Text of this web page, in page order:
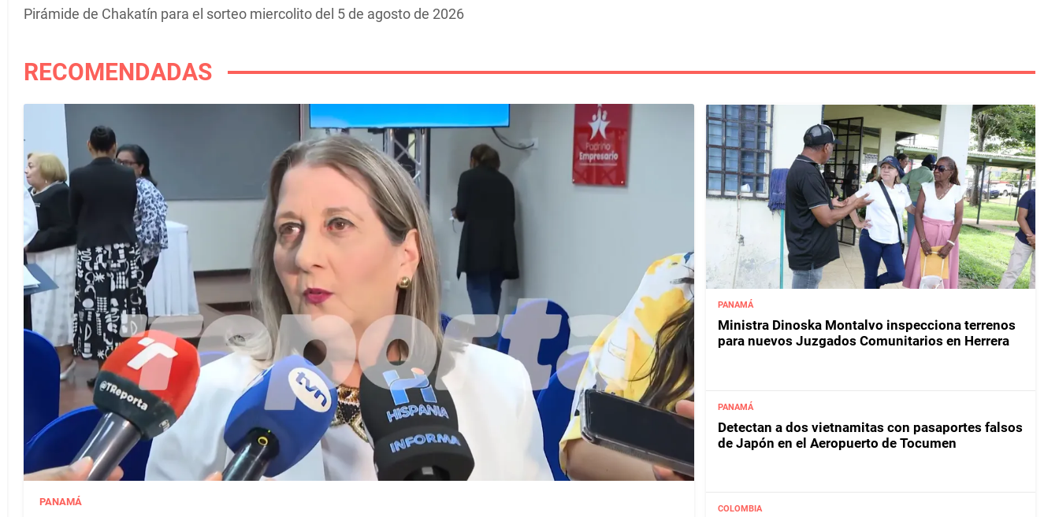
Pirámide de Chakatín para el sorteo miercolito del 5 de agosto de 2026
RECOMENDADAS
PANAMÁ
PANAMÁ
Ministra Dinoska Montalvo inspecciona terrenos
para nuevos Juzgados Comunitarios en Herrera
PANAMÁ
Detectan a dos vietnamitas con pasaportes falsos
de Japón en el Aeropuerto de Tocumen
COLOMBIA